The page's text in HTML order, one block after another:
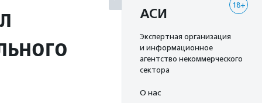
18+
АСИ
Экспертная организация
и информационное
агентство некоммерческого
сектора
О нас